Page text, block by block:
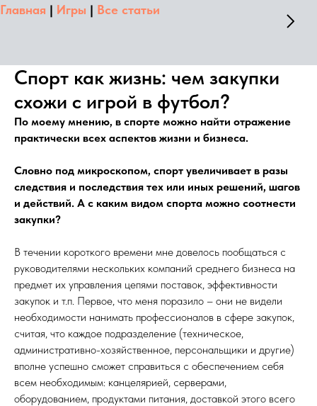
Главная | Игры | Все статьи
Спорт как жизнь: чем закупки
схожи с игрой в футбол?
По моему мнению, в спорте можно найти отражение
практически всех аспектов жизни и бизнеса.
Словно под микроскопом, спорт увеличивает в разы
следствия и последствия тех или иных решений, шагов
и действий. А с каким видом спорта можно соотнести
закупки?
В течении короткого времени мне довелось пообщаться с
руководителями нескольких компаний среднего бизнеса на
предмет их управления цепями поставок, эффективности
закупок и т.п. Первое, что меня поразило – они не видели
необходимости нанимать профессионалов в сфере закупок,
считая, что каждое подразделение (техническое,
административно-хозяйственное, персональщики и другие)
вполне успешно сможет справиться с обеспечением себя
всем необходимым: канцелярией, серверами,
оборудованием, продуктами питания, доставкой этого всего